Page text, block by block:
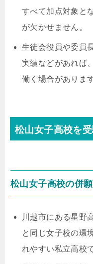
すべて加点対象と
が欠かせません。
生徒会役員や委員
実績などがあれば
働く場合があります
松山女子高校を
松山女子高校の併
川越市にある星野
と同じ女子校の環
れやすい私立高校